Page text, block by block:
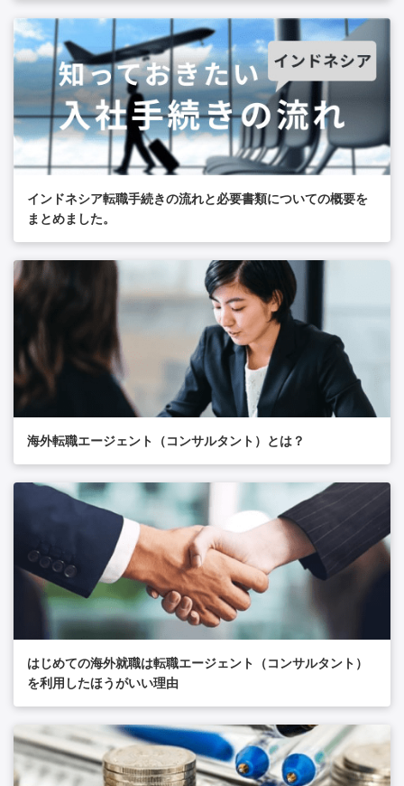
インドネシア転職手続きの流れと必要書類についての概要を
まとめました。
海外転職エージェント（コンサルタント）とは？
はじめての海外就職は転職エージェント（コンサルタント）
を利用したほうがいい理由